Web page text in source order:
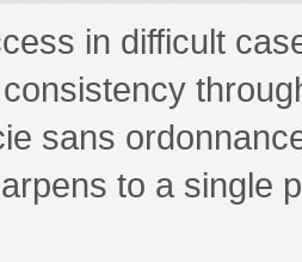
in difficult
sans
to a single